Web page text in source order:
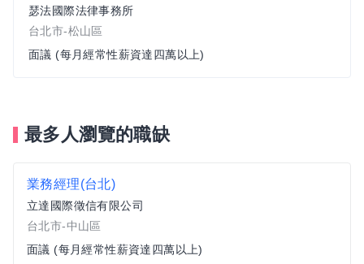
瑟法國際法律事務所
台北市-松山區
面議 (每月經常性薪資達四萬以上)
最多人瀏覽的職缺
業務經理(台北)
立達國際徵信有限公司
台北市-中山區
面議 (每月經常性薪資達四萬以上)